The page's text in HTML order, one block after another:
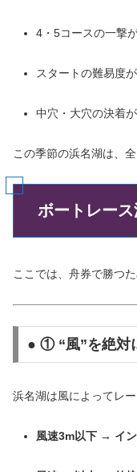
4・5コースの一撃
スタートの難易度
中穴・大穴の決着
この季節の浜名湖は、
ボートレー
ここでは、舟券で勝つ
● ① “風”を絶対
浜名湖は風によってレー
風速3m以下 → イン